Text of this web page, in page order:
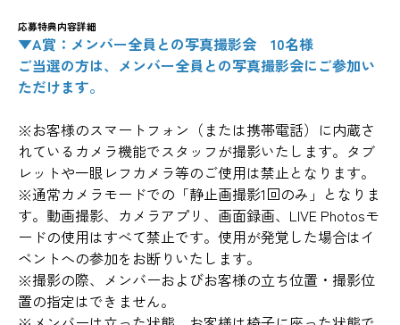
応募特典内容詳細
▼A賞：メンバー全員との写真撮影会 10名様
ご当選の方は、メンバー全員との写真撮影会にご参加い
ただけます。
※お客様のスマートフォン（または携帯電話）に内蔵さ
れているカメラ機能でスタッフが撮影いたします。タブ
レットや一眼レフカメラ等のご使用は禁止となります。
※通常カメラモードでの「静止画撮影1回のみ」となりま
す。動画撮影、カメラアプリ、画面録画、LIVE Photosモ
ードの使用はすべて禁止です。使用が発覚した場合はイ
ベントへの参加をお断りいたします。
※撮影の際、メンバーおよびお客様の立ち位置・撮影位
置の指定はできません。